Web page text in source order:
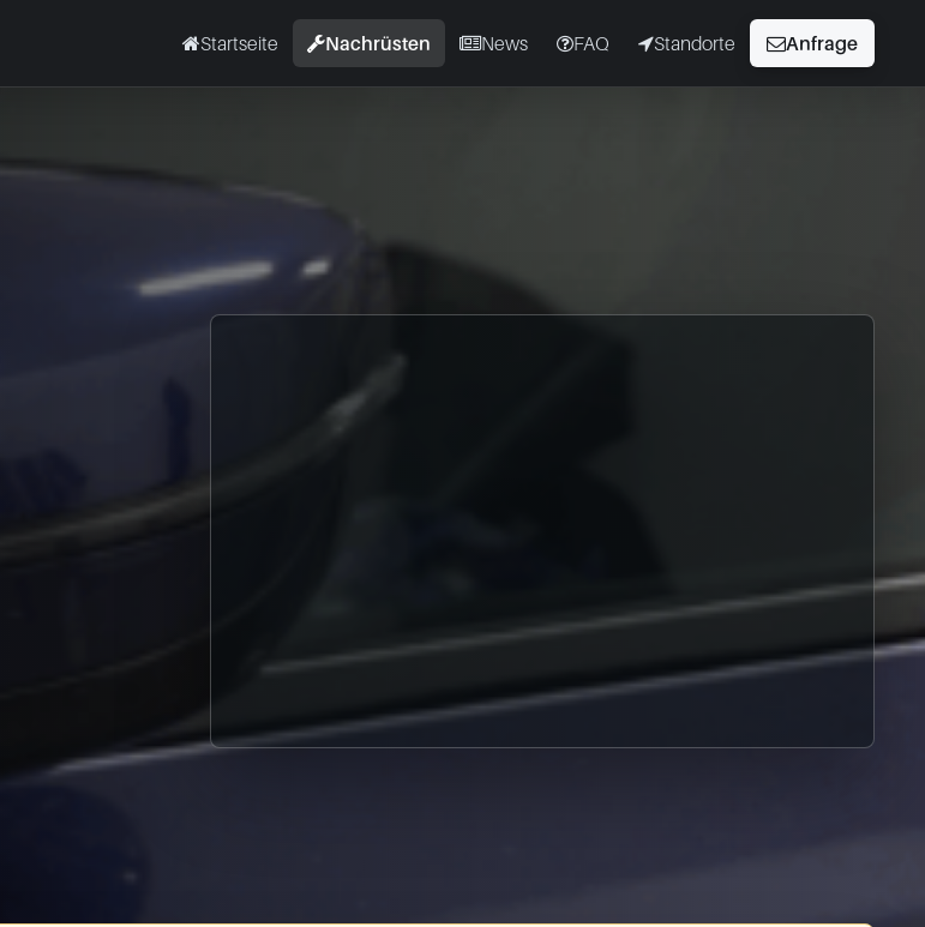
Startseite Nachrüsten News FAQ Standorte Anfrage